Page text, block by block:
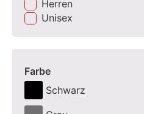
Herren
Unisex
Farbe
Schwarz